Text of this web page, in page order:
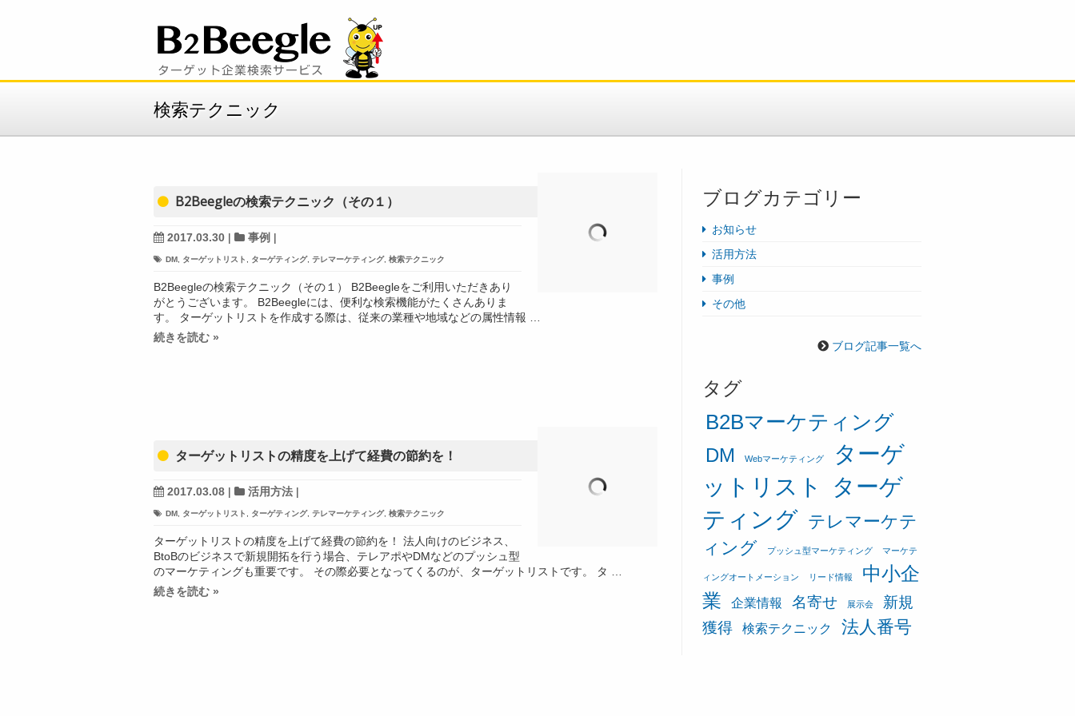
検索テクニック
B2Beegleの検索テクニック（その１）
2017.03.30 | 事例 |
DM ターゲットリスト ターゲティング, テレマーケティング, 検索テクニック
B2Beegleの検索テクニック（その１） B2Beegleをご利用いただきあり
がとうございます。 B2Beegleには、便利な検索機能がたくさんありま
す。 ターゲットリストを作成する際は、従来の業種や地域などの属性情報 …
続きを読む »
ターゲットリストの精度を上げて経費の節約を！
2017.03.08 | 活用方法 |
DM ターゲットリスト ターゲティング, テレマーケティング, 検索テクニック
ターゲットリストの精度を上げて経費の節約を！ 法人向けのビジネス、
BtoBのビジネスで新規開拓を行う場合、テレアポやDMなどのプッシュ型
のマーケティングも重要です。 その際必要となってくるのが、ターゲットリストです。 タ …
続きを読む »
ブログカテゴリー
お知らせ
活用方法
事例
その他
ブログ記事一覧へ
タグ
B2Bマーケティング
DM Webマーケティング
ターゲ
ットリスト
ターゲ
ティング テレマーケテ
ィング
プッシュ型マーケティング マーケテ
ィングオートメーション リード情報
中小企
業
企業情報 名寄せ 展示会
新規
獲得
検索テクニック 法人番号